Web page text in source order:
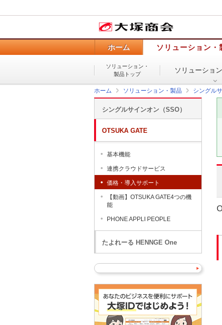
ホーム ソリューション・
ソリューション・
製品トップ
ソリューション
ホーム ソリューション・製品 シングル
シングルサインオン（SSO）
OTSUKA GATE
基本機能
連携クラウドサービス
価格・導入サポート
【動画】OTSUKA GATE4つの機
能
PHONE APPLI PEOPLE
たよれーる HENNGE One